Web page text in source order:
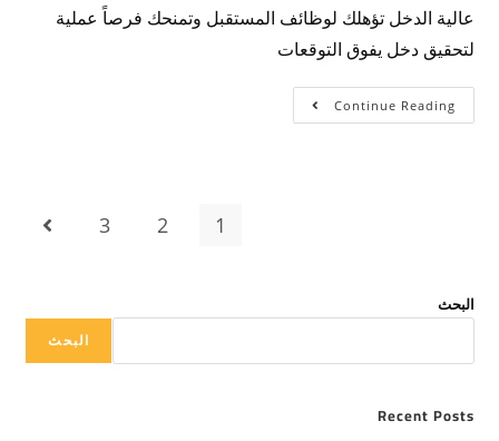
عالية الدخل تؤهلك لوظائف المستقبل وتمنحك فرصاً عملية
لتحقيق دخل يفوق التوقعات
Continue Reading
1
2
3
البحث
البحث
Recent Posts